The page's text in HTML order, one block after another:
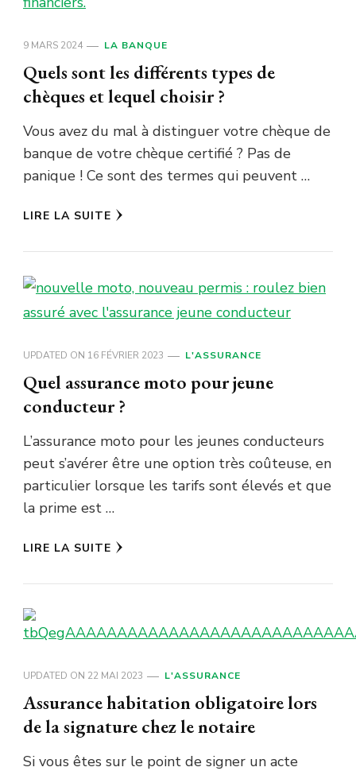
9 MARS 2024 LA BANQUE
Quels sont les différents types de
chèques et lequel choisir ?
Vous avez du mal à distinguer votre chèque de
banque de votre chèque certifié ? Pas de
panique ! Ce sont des termes qui peuvent …
LIRE LA SUITE
UPDATED ON 16 FÉVRIER 2023 L'ASSURANCE
Quel assurance moto pour jeune
conducteur ?
L’assurance moto pour les jeunes conducteurs
peut s’avérer être une option très coûteuse, en
particulier lorsque les tarifs sont élevés et que
la prime est …
LIRE LA SUITE
UPDATED ON 22 MAI 2023 L'ASSURANCE
Assurance habitation obligatoire lors
de la signature chez le notaire
Si vous êtes sur le point de signer un acte